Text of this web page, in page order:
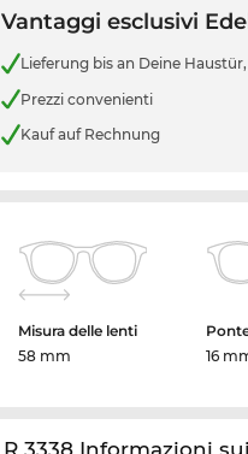
Vantaggi esclusivi
Lieferung bis an Deine
Prezzi convenienti
Kauf auf Rechnung
Misura delle lenti
58 mm
16
R 3338 Informazioni